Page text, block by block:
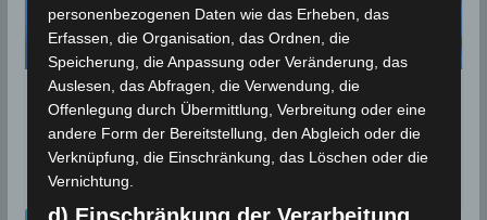
Besteht eine Tsunamigefahr am
sizilianischen Ätna?
24. März 2016
personenbezogenen Daten wie das Erheben, das
Erfassen, die Organisation, das Ordnen, die
Speicherung, die Anpassung oder Veränderung, das
Auslesen, das Abfragen, die Verwendung, die
Offenlegung durch Übermittlung, Verbreitung oder eine
andere Form der Bereitstellung, den Abgleich oder die
Verknüpfung, die Einschränkung, das Löschen oder die
Vernichtung.